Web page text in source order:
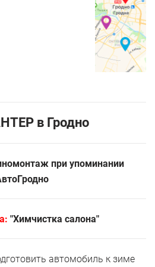
в Гродно
при упоминании
"Химчистка салона"
автомобиль к зиме